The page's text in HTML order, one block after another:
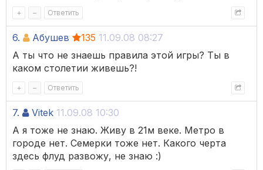
+ – Ответить
6. Абушев 135 11.09.08 08:27
А ты что не знаешь правила этой игры? Ты в
каком столетии живешь?!
+ – Ответить
7. Vitek 11.09.08 10:30
А я тоже не знаю. Живу в 21м веке. Метро в
городе нет. Семерки тоже нет. Какого черта
здесь флуд развожу, не знаю :)